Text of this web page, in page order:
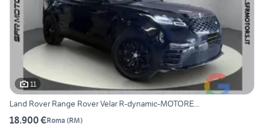
11
Land Rover Range Rover Velar R-dynamic-MOTORE...
18.900 €Roma (RM)